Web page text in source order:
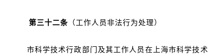
第三十二条 （工作人员非法行为处理）
市科学技术行政部门及其工作人员在上海市科学技术